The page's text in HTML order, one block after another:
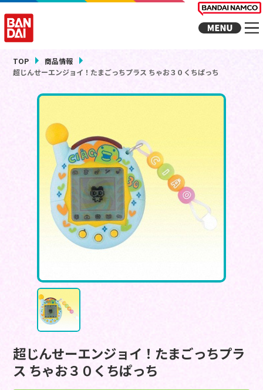
TOP
商品情報
超じんせーエンジョイ！たまごっちプラス ちゃお３０くちぱっち
超じんせーエンジョイ！たまごっちプラ
ス ちゃお３０くちぱっち